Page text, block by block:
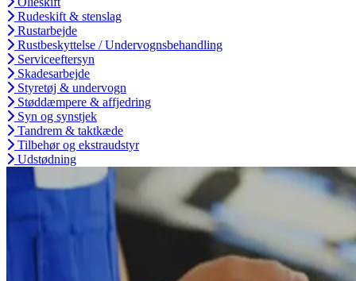
Rudeskift & stenslag
Rustarbejde
Rustbeskyttelse / Undervognsbehandling
Serviceeftersyn
Skadesarbejde
Styretøj & undervogn
Støddæmpere & affjedring
Syn og synstjek
Tandrem & taktkæde
Tilbehør og ekstraudstyr
Udstødning